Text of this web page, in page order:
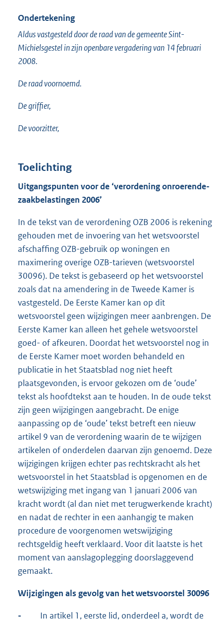
Ondertekening
Aldus vastgesteld door de raad van de gemeente Sint-
Michielsgestel in zijn openbare vergadering van 14 februari
2008.
De raad voornoemd.
De griffier,
De voorzitter,
Toelichting
Uitgangspunten voor de ‘verordening onroerende-
zaakbelastingen 2006’
In de tekst van de verordening OZB 2006 is rekening
gehouden met de invoering van het wetsvoorstel
afschaffing OZB-gebruik op woningen en
maximering overige OZB-tarieven (wetsvoorstel
30096). De tekst is gebaseerd op het wetsvoorstel
zoals dat na amendering in de Tweede Kamer is
vastgesteld. De Eerste Kamer kan op dit
wetsvoorstel geen wijzigingen meer aanbrengen. De
Eerste Kamer kan alleen het gehele wetsvoorstel
goed- of afkeuren. Doordat het wetsvoorstel nog in
de Eerste Kamer moet worden behandeld en
publicatie in het Staatsblad nog niet heeft
plaatsgevonden, is ervoor gekozen om de ‘oude’
tekst als hoofdtekst aan te houden. In de oude tekst
zijn geen wijzigingen aangebracht. De enige
aanpassing op de ‘oude’ tekst betreft een nieuw
artikel 9 van de verordening waarin de te wijzigen
artikelen of onderdelen daarvan zijn genoemd. Deze
wijzigingen krijgen echter pas rechtskracht als het
wetsvoorstel in het Staatsblad is opgenomen en de
wetswijziging met ingang van 1 januari 2006 van
kracht wordt (al dan niet met terugwerkende kracht)
en nadat de rechter in een aanhangig te maken
procedure de voorgenomen wetswijziging
rechtsgeldig heeft verklaard. Voor dit laatste is het
moment van aanslagoplegging doorslaggevend
gemaakt.
Wijzigingen als gevolg van het wetsvoorstel 30096
-
In artikel 1, eerste lid, onderdeel a, wordt de